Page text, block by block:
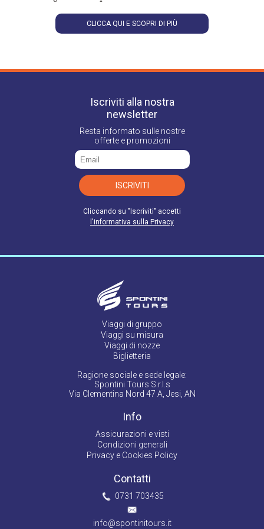
trattamento oltre alla possibilità di revocare il consenso in qualsiasi
momento senza pregiudicare la liceità del trattamento e di proporre
CLICCA QUI E SCOPRI DI PIÙ
Iscriviti alla nostra
newsletter
Resta informato sulle nostre
offerte e promozioni
ISCRIVITI
Cliccando su "Iscriviti" accetti
l'informativa sulla Privacy
Viaggi di gruppo
Viaggi su misura
Viaggi di nozze
Biglietteria
Ragione sociale e sede legale:
Spontini Tours S.r.l.s
Via Clementina Nord 47 A, Jesi, AN
Info
Assicurazioni e visti
Condizioni generali
Privacy e Cookies Policy
Contatti
0731 703435
info@spontinitours.it